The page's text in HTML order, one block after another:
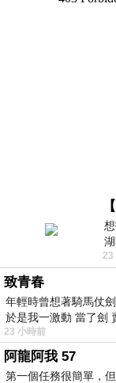
23
致青春
年輕時曾想著騎馬仗
於是我一激動 當了劍
23 小時前
阿龍阿我 57
第一個任務很簡單，